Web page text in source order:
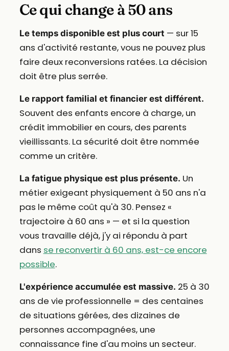
Ce qui change à 50 ans
Le temps disponible est plus court — sur 15
ans d'activité restante, vous ne pouvez plus
faire deux reconversions ratées. La décision
doit être plus serrée.
Le rapport familial et financier est différent.
Souvent des enfants encore à charge, un
crédit immobilier en cours, des parents
vieillissants. La sécurité doit être nommée
comme un critère.
La fatigue physique est plus présente. Un
métier exigeant physiquement à 50 ans n'a
pas le même coût qu'à 30. Pensez «
trajectoire à 60 ans » — et si la question
vous travaille déjà, j'y ai répondu à part
dans se reconvertir à 60 ans, est-ce encore
possible.
L'expérience accumulée est massive. 25 à 30
ans de vie professionnelle = des centaines
de situations gérées, des dizaines de
personnes accompagnées, une
connaissance fine d'au moins un secteur.